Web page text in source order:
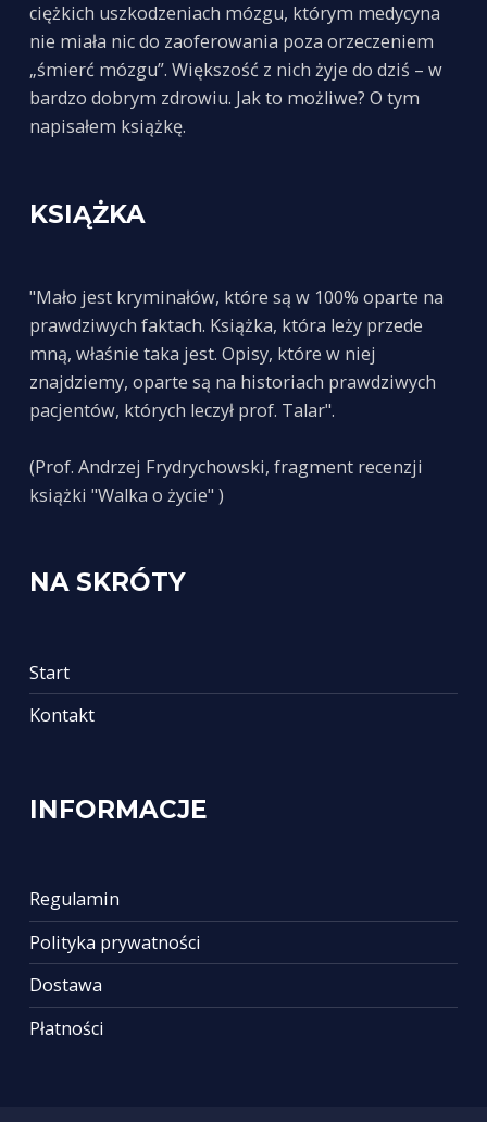
ciężkich uszkodzeniach mózgu, którym medycyna
nie miała nic do zaoferowania poza orzeczeniem
„śmierć mózgu”. Większość z nich żyje do dziś – w
bardzo dobrym zdrowiu. Jak to możliwe? O tym
napisałem książkę.
KSIĄŻKA
"Mało jest kryminałów, które są w 100% oparte na
prawdziwych faktach. Książka, która leży przede
mną, właśnie taka jest. Opisy, które w niej
znajdziemy, oparte są na historiach prawdziwych
pacjentów, których leczył prof. Talar".
(Prof. Andrzej Frydrychowski, fragment recenzji
książki "Walka o życie" )
NA SKRÓTY
Start
Kontakt
INFORMACJE
Regulamin
Polityka prywatności
Dostawa
Płatności